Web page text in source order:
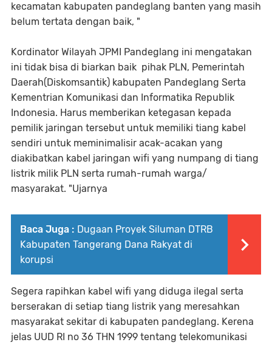
kecamatan kabupaten pandeglang banten yang masih
belum tertata dengan baik, "
Kordinator Wilayah JPMI Pandeglang ini mengatakan
ini tidak bisa di biarkan baik pihak PLN, Pemerintah
Daerah(Diskomsantik) kabupaten Pandeglang Serta
Kementrian Komunikasi dan Informatika Republik
Indonesia. Harus memberikan ketegasan kepada
pemilik jaringan tersebut untuk memiliki tiang kabel
sendiri untuk meminimalisir acak-acakan yang
diakibatkan kabel jaringan wifi yang numpang di tiang
listrik milik PLN serta rumah-rumah warga/
masyarakat. "Ujarnya
Baca Juga : Dugaan Proyek Siluman DTRB
Kabupaten Tangerang Dana Rakyat di
korupsi
Segera rapihkan kabel wifi yang diduga ilegal serta
berserakan di setiap tiang listrik yang meresahkan
masyarakat sekitar di kabupaten pandeglang. Kerena
jelas UUD RI no 36 THN 1999 tentang telekomunikasi